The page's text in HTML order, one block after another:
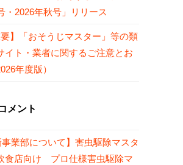
・2026年秋号」リリース
要】「おそうじマスター」等の類
イト・業者に関するご注意とお
年度版）
メント
事業部について】害虫駆除マスタ
食店向け プロ仕様害虫駆除マ